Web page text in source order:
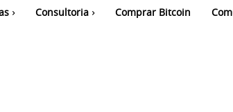
Consultoria Comprar Bitcoin